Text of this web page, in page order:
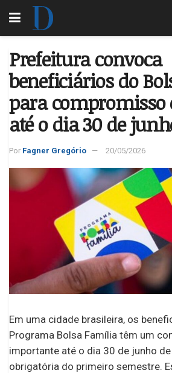
Prefeitura convoca
beneficiários do
para compromisso
até o dia 30 de
Por Fagner Gregório 20/05/2026
Em uma cidade brasileira, os
Programa Bolsa Família têm um
importante até o dia 30 de junho
obrigatória do primeiro semestre.